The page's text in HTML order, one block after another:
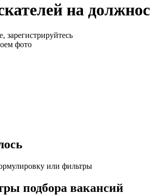
на
зарегистрируйтесь
фото
или фильтры
подбора вакансий